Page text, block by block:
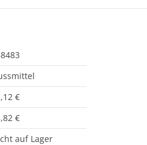
€
€
auf Lager